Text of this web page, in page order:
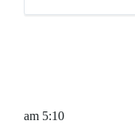
5:10 am